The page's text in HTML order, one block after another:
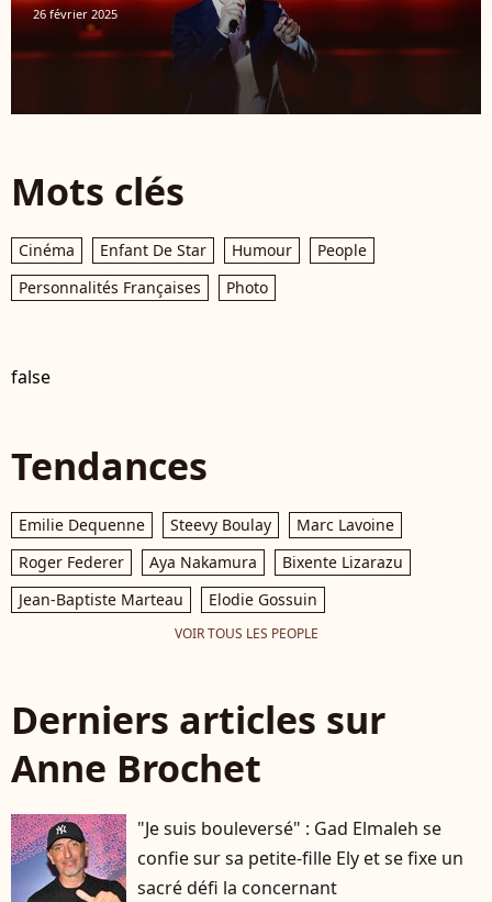
26 février 2025
Mots clés
Cinéma Enfant De Star Humour
People
Personnalités Françaises
Photo
false
Tendances
Emilie Dequenne Steevy Boulay
Marc Lavoine
Roger Federer
Aya Nakamura
Bixente Lizarazu
Jean-Baptiste Marteau
Elodie Gossuin
VOIR TOUS LES PEOPLE
Derniers articles sur
Anne Brochet
"Je suis bouleversé" : Gad Elmaleh se
confie sur sa petite-fille Ely et se fixe un
sacré défi la concernant